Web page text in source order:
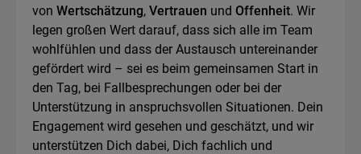
von Wertschätzung, Vertrauen und Offenheit. Wir
legen großen Wert darauf, dass sich alle im Team
wohlfühlen und dass der Austausch untereinander
gefördert wird – sei es beim gemeinsamen Start in
den Tag, bei Fallbesprechungen oder bei der
Unterstützung in anspruchsvollen Situationen. Dein
Engagement wird gesehen und geschätzt, und wir
unterstützen Dich dabei, Dich fachlich und